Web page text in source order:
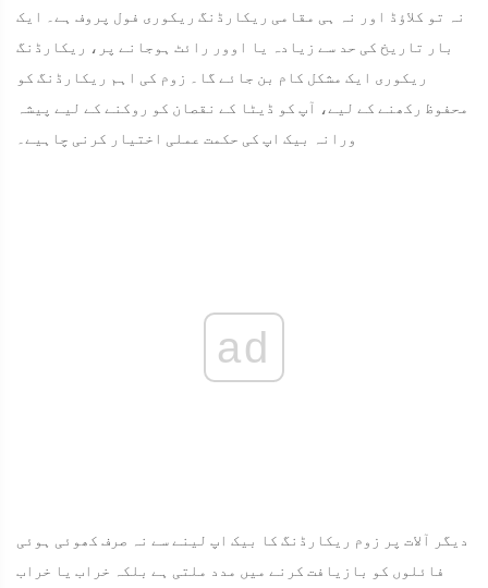
نہ تو کلاؤڈ اور نہ ہی مقامی ریکارڈنگ ریکوری فول پروف ہے۔ ایک
بار تاریخ کی حد سے زیادہ یا اوور رائٹ ہوجانے پر، ریکارڈنگ
ریکوری ایک مشکل کام بن جائے گا۔ زوم کی اہم ریکارڈنگ کو
محفوظ رکھنے کے لیے، آپ کو ڈیٹا کے نقصان کو روکنے کے لیے پیشہ
ورانہ بیک اپ کی حکمت عملی اختیار کرنی چاہیے۔
ad
دیگر آلات پر زوم ریکارڈنگ کا بیک اپ لینے سے نہ صرف کھوئی ہوئی
فائلوں کو بازیافت کرنے میں مدد ملتی ہے بلکہ خراب یا خراب